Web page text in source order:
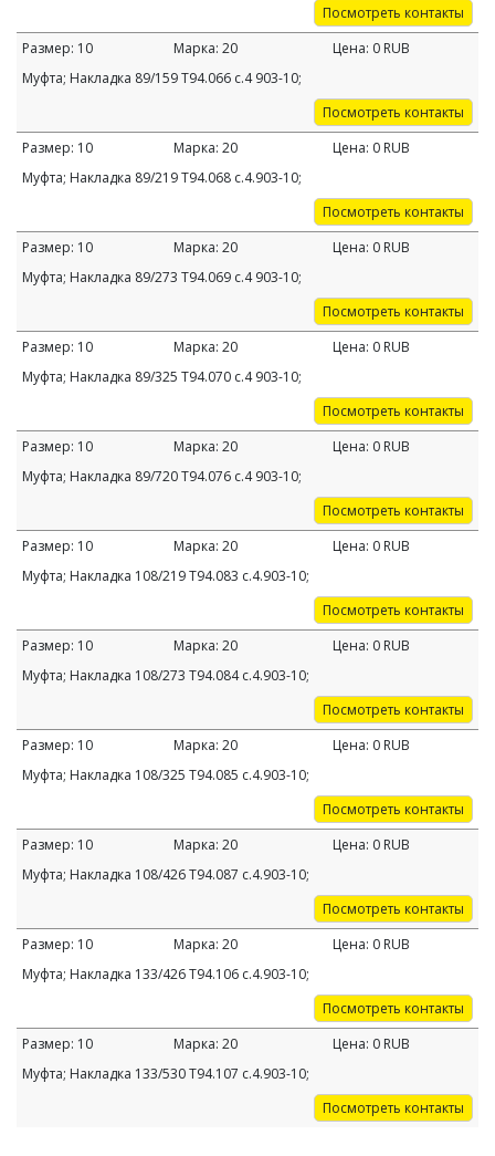
Посмотреть контакты
Размер: 10 Марка: 20 Цена: 0 RUB
Муфта; Накладка 89/159 Т94.066 c.4 903-10;
Посмотреть контакты
Размер: 10 Марка: 20 Цена: 0 RUB
Муфта; Накладка 89/219 Т94.068 с.4.903-10;
Посмотреть контакты
Размер: 10 Марка: 20 Цена: 0 RUB
Муфта; Накладка 89/273 Т94.069 c.4 903-10;
Посмотреть контакты
Размер: 10 Марка: 20 Цена: 0 RUB
Муфта; Накладка 89/325 Т94.070 c.4 903-10;
Посмотреть контакты
Размер: 10 Марка: 20 Цена: 0 RUB
Муфта; Накладка 89/720 Т94.076 c.4 903-10;
Посмотреть контакты
Размер: 10 Марка: 20 Цена: 0 RUB
Муфта; Накладка 108/219 Т94.083 с.4.903-10;
Посмотреть контакты
Размер: 10 Марка: 20 Цена: 0 RUB
Муфта; Накладка 108/273 Т94.084 с.4.903-10;
Посмотреть контакты
Размер: 10 Марка: 20 Цена: 0 RUB
Муфта; Накладка 108/325 Т94.085 с.4.903-10;
Посмотреть контакты
Размер: 10 Марка: 20 Цена: 0 RUB
Муфта; Накладка 108/426 Т94.087 с.4.903-10;
Посмотреть контакты
Размер: 10 Марка: 20 Цена: 0 RUB
Муфта; Накладка 133/426 Т94.106 с.4.903-10;
Посмотреть контакты
Размер: 10 Марка: 20 Цена: 0 RUB
Муфта; Накладка 133/530 Т94.107 с.4.903-10;
Посмотреть контакты